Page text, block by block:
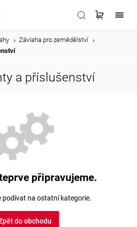
Závlaha pro zemědělství
a příslušenství
připravujeme.
podívat na ostatní kategorie.
do obchodu